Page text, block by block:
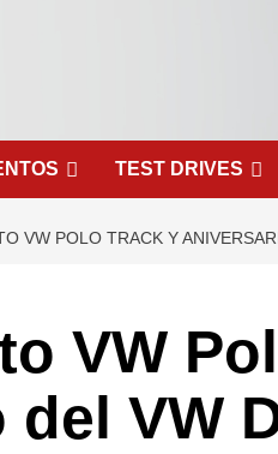
TEST DRIVES
VW POLO TRACK Y
VW
VW